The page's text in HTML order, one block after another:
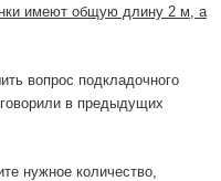
имеют общую длину 2 м, а
вопрос подкладочного
в предыдущих
нужное количество,